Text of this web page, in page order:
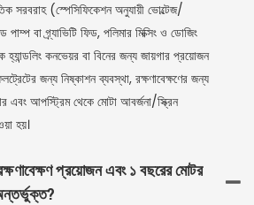
সরবরাহ (স্পেসিফিকেশন অনুযায়ী ভোল্টেজ/
বা গ্র্যাভিটি ফিড, পলিমার মিক্সিং ও ডোজিং
কনভেয়র বা বিনের জন্য জায়গার প্রয়োজন
জন্য নিষ্কাশন ব্যবস্থা, রক্ষণাবেক্ষণের জন্য
এবং আপস্ট্রিম থেকে মোটা আবর্জনা/স্ক্রিন
হয়।
প্রয়োজন এবং ১ বছরের মোটর